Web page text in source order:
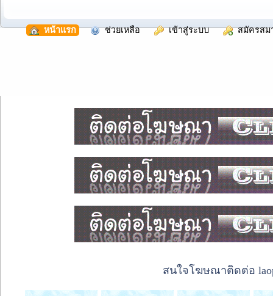
หน้าแรก ช่วยเหลือ เข้าสู่ระบบ สมัครสม
สนใจโฆษณาติดต่อ